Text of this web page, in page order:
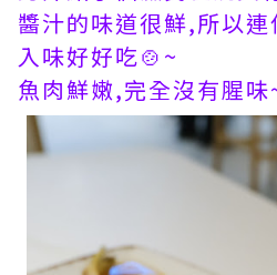
醬汁的味道很鮮,所以
入味好好吃🍲~
魚肉鮮嫩,完全沒有腥味